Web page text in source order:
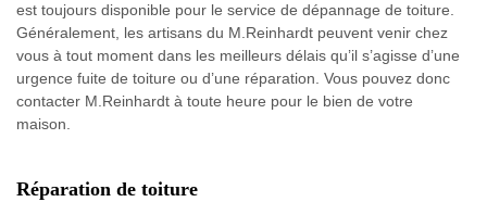
est toujours disponible pour le service de dépannage de toiture.
Généralement, les artisans du M.Reinhardt peuvent venir chez
vous à tout moment dans les meilleurs délais qu’il s’agisse d’une
urgence fuite de toiture ou d’une réparation. Vous pouvez donc
contacter M.Reinhardt à toute heure pour le bien de votre
maison.
Réparation de toiture